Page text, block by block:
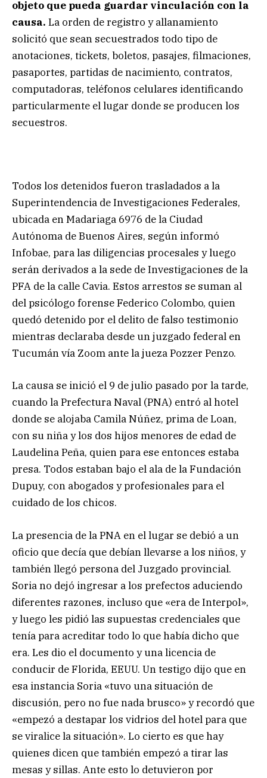
objeto que pueda guardar vinculación con la
causa. La orden de registro y allanamiento
solicitó que sean secuestrados todo tipo de
anotaciones, tickets, boletos, pasajes, filmaciones,
pasaportes, partidas de nacimiento, contratos,
computadoras, teléfonos celulares identificando
particularmente el lugar donde se producen los
secuestros.
Todos los detenidos fueron trasladados a la
Superintendencia de Investigaciones Federales,
ubicada en Madariaga 6976 de la Ciudad
Autónoma de Buenos Aires, según informó
Infobae, para las diligencias procesales y luego
serán derivados a la sede de Investigaciones de la
PFA de la calle Cavia. Estos arrestos se suman al
del psicólogo forense Federico Colombo, quien
quedó detenido por el delito de falso testimonio
mientras declaraba desde un juzgado federal en
Tucumán vía Zoom ante la jueza Pozzer Penzo.
La causa se inició el 9 de julio pasado por la tarde,
cuando la Prefectura Naval (PNA) entró al hotel
donde se alojaba Camila Núñez, prima de Loan,
con su niña y los dos hijos menores de edad de
Laudelina Peña, quien para ese entonces estaba
presa. Todos estaban bajo el ala de la Fundación
Dupuy, con abogados y profesionales para el
cuidado de los chicos.
La presencia de la PNA en el lugar se debió a un
oficio que decía que debían llevarse a los niños, y
también llegó persona del Juzgado provincial.
Soria no dejó ingresar a los prefectos aduciendo
diferentes razones, incluso que «era de Interpol»,
y luego les pidió las supuestas credenciales que
tenía para acreditar todo lo que había dicho que
era. Les dio el documento y una licencia de
conducir de Florida, EEUU. Un testigo dijo que en
esa instancia Soria «tuvo una situación de
discusión, pero no fue nada brusco» y recordó que
«empezó a destapar los vidrios del hotel para que
se viralice la situación». Lo cierto es que hay
quienes dicen que también empezó a tirar las
mesas y sillas. Ante esto lo detuvieron por